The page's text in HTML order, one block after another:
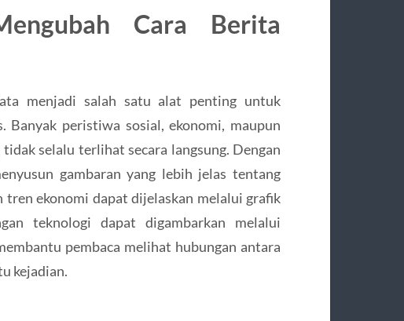
Cara Berita
menjadi salah satu alat penting untuk
Banyak peristiwa sosial, ekonomi, maupun
selalu terlihat secara langsung. Dengan
gambaran yang lebih jelas tentang
ekonomi dapat dijelaskan melalui grafik
teknologi dapat digambarkan melalui
pembaca melihat hubungan antara
kejadian.